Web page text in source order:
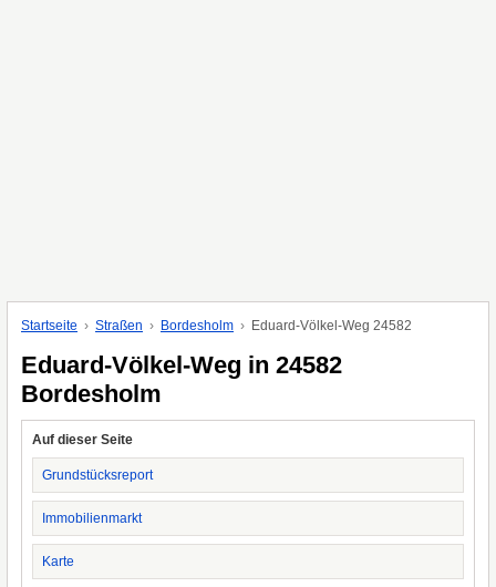
Startseite Straßen Bordesholm Eduard-Völkel-Weg 24582
Eduard-Völkel-Weg in 24582
Bordesholm
Auf dieser Seite
Grundstücksreport
Immobilienmarkt
Karte